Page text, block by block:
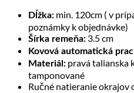
Dĺžka: min. 120cm ( v
poznámky k objednávke)
Šírka remeňa: 3.5 cm
Kovová automatická
Materiál: pravá talianska
tamponované
Ručné natieranie okrajov